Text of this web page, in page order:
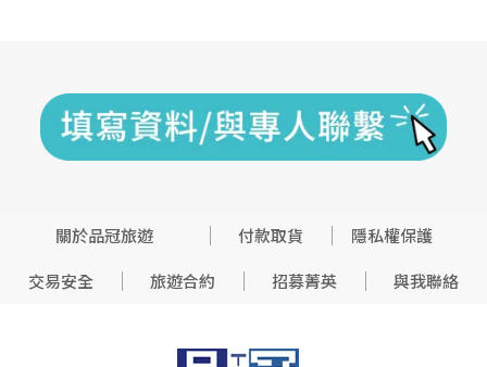
關於品冠旅遊 付款取貨
隱私權保護
交易安全
旅遊合約 招募菁英 與我聯絡